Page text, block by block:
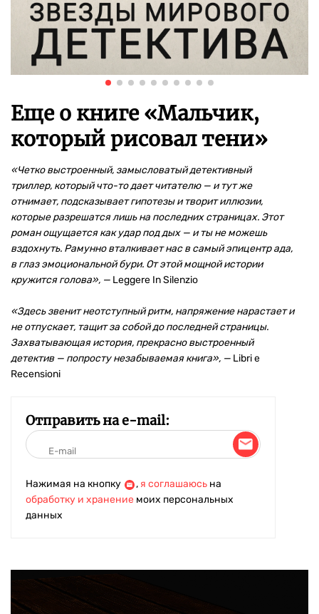
Еще о книге «Мальчик,
который рисовал тени»
«Четко выстроенный, замысловатый детективный
триллер, который что-то дает читателю — и тут же
отнимает, подсказывает гипотезы и творит иллюзии,
которые разрешатся лишь на последних страницах. Этот
роман ощущается как удар под дых — и ты не можешь
вздохнуть. Рамунно вталкивает нас в самый эпицентр ада,
в глаз эмоциональной бури. От этой мощной истории
кружится голова», — Leggere In Silenzio
«Здесь звенит неотступный ритм, напряжение нарастает и
не отпускает, тащит за собой до последней страницы.
Захватывающая история, прекрасно выстроенный
детектив — попросту незабываемая книга», — Libri e
Recensioni
Отправить на e-mail:
Нажимая на кнопку , я соглашаюсь на
обработку и хранение моих персональных
данных